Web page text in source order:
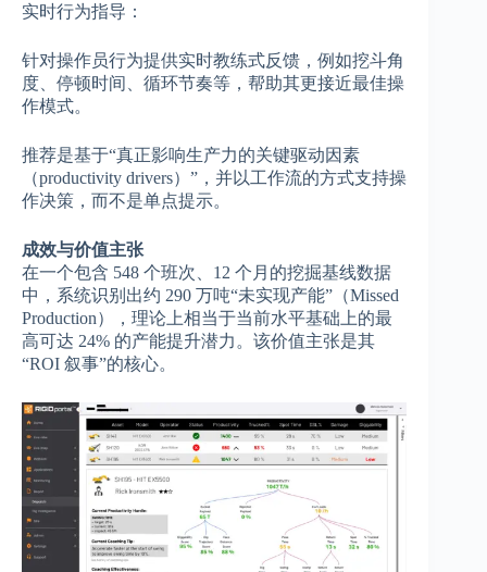
实时行为指导：
针对操作员行为提供实时教练式反馈，例如挖斗角
度、停顿时间、循环节奏等，帮助其更接近最佳操
作模式。
推荐是基于“真正影响生产力的关键驱动因素
（productivity drivers）”，并以工作流的方式支持操
作决策，而不是单点提示。
成效与价值主张
在一个包含 548 个班次、12 个月的挖掘基线数据
中，系统识别出约 290 万吨“未实现产能”（Missed
Production），理论上相当于当前水平基础上的最
高可达 24% 的产能提升潜力。该价值主张是其
“ROI 叙事”的核心。